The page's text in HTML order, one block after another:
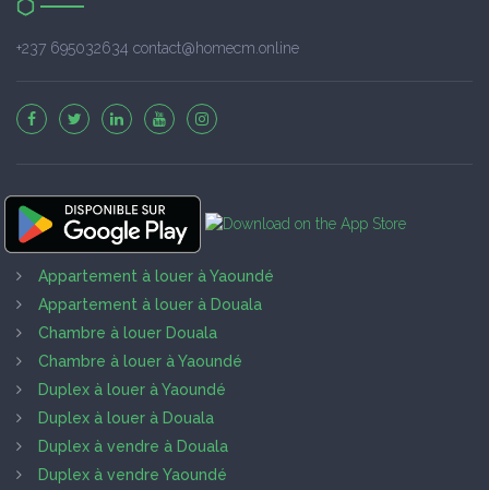
+237 695032634 contact@homecm.online
Appartement à louer à Yaoundé
Appartement à louer à Douala
Chambre à louer Douala
Chambre à louer à Yaoundé
Duplex à louer à Yaoundé
Duplex à louer à Douala
Duplex à vendre à Douala
Duplex à vendre Yaoundé